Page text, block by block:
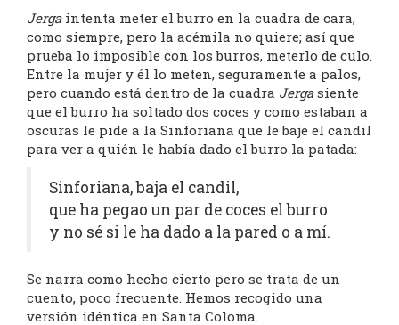
Jergaintenta meter el burro en la cuadra de cara,
como siempre, pero la acémila no quiere; así que
prueba lo imposible con los burros, meterlo de culo.
Entre la mujer y él lo meten, seguramente a palos,
pero cuando está dentro de la cuadra Jergasiente
que el burro ha soltado dos coces y como estaban a
oscuras le pide a la Sinforiana que le baje el candil
para ver a quién le había dado el burro la patada:
Sinforiana, baja el candil,
que ha pegao un par de coces el burro
y no sé si le ha dado a la pared o a mí.
Se narra como hecho cierto pero se trata de un
cuento, poco frecuente. Hemos recogido una
versión idéntica en Santa Coloma.